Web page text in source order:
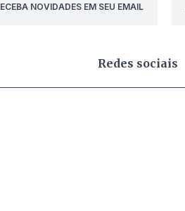
NOVIDADES EM SEU EMAIL
Redes sociais